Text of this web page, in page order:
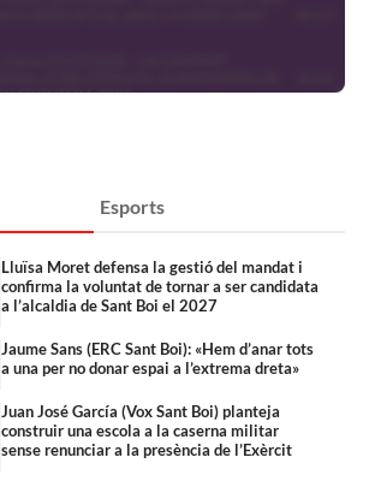
Esports
Lluïsa Moret defensa la gestió del mandat i
confirma la voluntat de tornar a ser candidata
a l’alcaldia de Sant Boi el 2027
Jaume Sans (ERC Sant Boi): «Hem d’anar tots
a una per no donar espai a l’extrema dreta»
Juan José García (Vox Sant Boi) planteja
construir una escola a la caserna militar
sense renunciar a la presència de l’Exèrcit